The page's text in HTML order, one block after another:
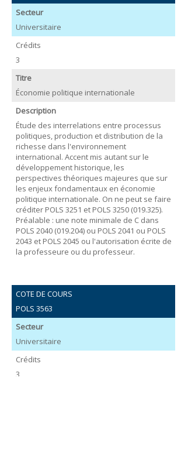
Secteur
Universitaire
Crédits
3
Titre
Économie politique internationale
Description
Étude des interrelations entre processus
politiques, production et distribution de la
richesse dans l'environnement
international. Accent mis autant sur le
développement historique, les
perspectives théoriques majeures que sur
les enjeux fondamentaux en économie
politique internationale. On ne peut se faire
créditer POLS 3251 et POLS 3250 (019.325).
Préalable : une note minimale de C dans
POLS 2040 (019.204) ou POLS 2041 ou POLS
2043 et POLS 2045 ou l'autorisation écrite de
la professeure ou du professeur.
COTE DE COURS
POLS 3563
Secteur
Universitaire
Crédits
3